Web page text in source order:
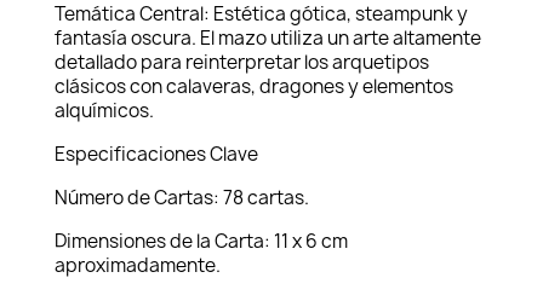
Temática Central: Estética gótica, steampunk y
fantasía oscura. El mazo utiliza un arte altamente
detallado para reinterpretar los arquetipos
clásicos con calaveras, dragones y elementos
alquímicos.
Especificaciones Clave
Número de Cartas: 78 cartas.
Dimensiones de la Carta: 11 x 6 cm
aproximadamente.